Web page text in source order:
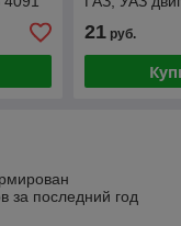
21руб.
за последний год